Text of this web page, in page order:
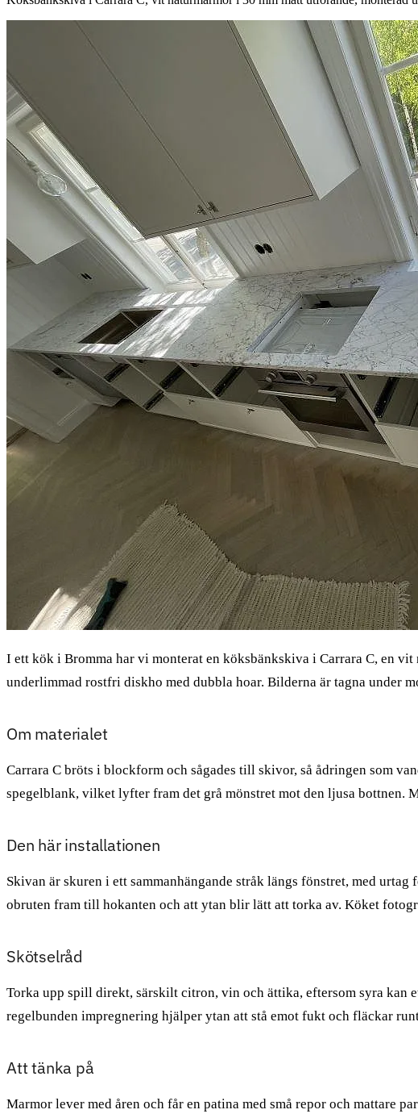
I ett kök i Bromma har vi monterat en köksbänkskiva i Carrara C, en
underlimmad rostfri diskho med dubbla hoar. Bilderna är tagna under
Om materialet
Carrara C bröts i blockform och sågades till skivor, så ådringen som
spegelblank, vilket lyfter fram det grå mönstret mot den ljusa bottnen.
Den här installationen
Skivan är skuren i ett sammanhängande stråk längs fönstret, med
obruten fram till hokanten och att ytan blir lätt att torka av. Köket
Skötselråd
Torka upp spill direkt, särskilt citron, vin och ättika, eftersom syra kan
regelbunden impregnering hjälper ytan att stå emot fukt och fläckar
Att tänka på
Marmor lever med åren och får en patina med små repor och mattare